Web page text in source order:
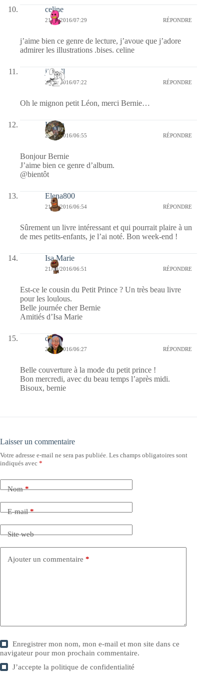
celine
21/09/2016/07:29 RÉPONDRE
j’aime bien ce genre de lecture, j’avoue que j’adore
admirer les illustrations .bises. celine
jill bill
21/09/2016/07:22 RÉPONDRE
Oh le mignon petit Léon, merci Bernie…
Kévin
21/09/2016/06:55 RÉPONDRE
Bonjour Bernie
J’aime bien ce genre d’album.
@bientôt
Elena800
21/09/2016/06:54 RÉPONDRE
Sûrement un livre intéressant et qui pourrait plaire à un
de mes petits-enfants, je l’ai noté. Bon week-end !
Isa Marie
21/09/2016/06:51 RÉPONDRE
Est-ce le cousin du Petit Prince ? Un très beau livre
pour les loulous.
Belle journée cher Bernie
Amitiés d’Isa Marie
dom
21/09/2016/06:27 RÉPONDRE
Belle couverture à la mode du petit prince !
Bon mercredi, avec du beau temps l’après midi.
Bisoux, bernie
Laisser un commentaire
Votre adresse e-mail ne sera pas publiée. Les champs obligatoires sont
indiqués avec *
Nom*
E-mail*
Site web
Ajouter un commentaire *
Enregistrer mon nom, mon e-mail et mon site dans ce
navigateur pour mon prochain commentaire.
J’accepte lapolitique de confidentialité